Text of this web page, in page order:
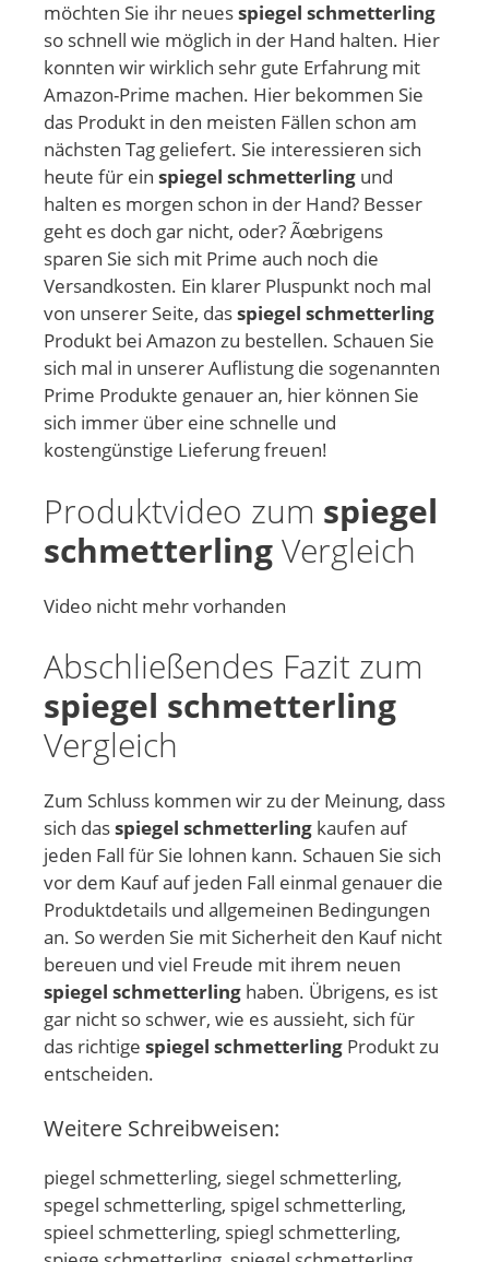
möchten Sie ihr neuesspiegel schmetterling
so schnell wie möglich in der Hand halten. Hier
konnten wir wirklich sehr gute Erfahrung mit
Amazon-Prime machen. Hier bekommen Sie
das Produkt in den meisten Fällen schon am
nächsten Tag geliefert. Sie interessieren sich
heute für ein spiegel schmetterling und
halten es morgen schon in der Hand? Besser
geht es doch gar nicht, oder? Ãœbrigens
sparen Sie sich mit Prime auch noch die
Versandkosten. Ein klarer Pluspunkt noch mal
von unserer Seite, dasspiegel schmetterling
Produkt bei Amazon zu bestellen. Schauen Sie
sich mal in unserer Auflistung die sogenannten
Prime Produkte genauer an, hier können Sie
sich immer über eine schnelle und
kostengünstige Lieferung freuen!
Produktvideo zum spiegel
schmetterlingVergleich
Video nicht mehr vorhanden
Abschließendes Fazit zum
spiegel schmetterling
Vergleich
Zum Schluss kommen wir zu der Meinung, dass
sich dasspiegel schmetterling kaufen auf
jeden Fall für Sie lohnen kann. Schauen Sie sich
vor dem Kauf auf jeden Fall einmal genauer die
Produktdetails und allgemeinen Bedingungen
an. So werden Sie mit Sicherheit den Kauf nicht
bereuen und viel Freude mit ihrem neuen
spiegel schmetterling haben. Übrigens, es ist
gar nicht so schwer, wie es aussieht, sich für
das richtige spiegel schmetterling Produkt zu
entscheiden.
Weitere Schreibweisen:
piegel schmetterling, siegel schmetterling,
spegel schmetterling, spigel schmetterling,
spieel schmetterling, spiegl schmetterling,